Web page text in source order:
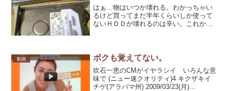
はぁ…物はいつか壊れる。わかっちゃい
るけど買ってまだ半年くらいしか使って
ないＨＤＤが壊れるのは辛い。これから
今日は朝から足は捻るし、...
動画 ボクも覚えてない。
吹石一恵のCMがイヤラシイ いろんな意
味で (ニュー速クオリティ)4 キクザキイ
チゲ(アラバマ州) 2009/03/23(月)